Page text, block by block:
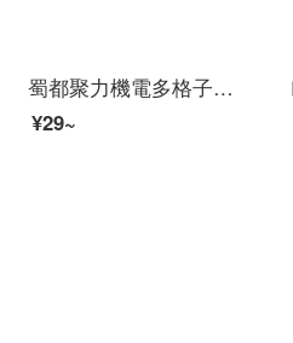
蜀都聚力機電多格子部品箱電子部品透明プラスチック収納ケースビス部品分類格子サンプルケース無格ミニイヤホンボタンケース【2個入り】
¥29~